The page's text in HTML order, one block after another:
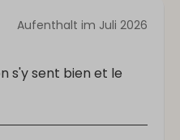
Aufenthalt im Juli 2026
s'y sent bien et le